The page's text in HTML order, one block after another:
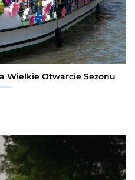
Wielkie Otwarcie Sezonu